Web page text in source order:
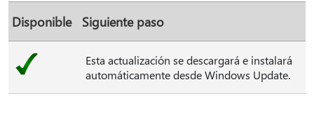
Disponible Siguiente paso
Esta actualización se descargará e instalará
automáticamente desde Windows Update.